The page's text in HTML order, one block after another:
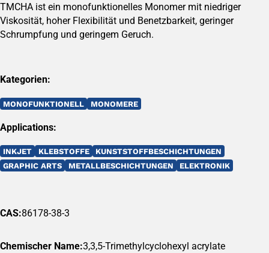
TMCHA ist ein monofunktionelles Monomer mit niedriger
Viskosität, hoher Flexibilität und Benetzbarkeit, geringer
Schrumpfung und geringem Geruch.
Kategorien:
MONOFUNKTIONELL MONOMERE
Applications:
INKJET KLEBSTOFFE
KUNSTSTOFFBESCHICHTUNGEN
GRAPHIC ARTS
METALLBESCHICHTUNGEN ELEKTRONIK
CAS:86178-38-3
Chemischer Name:3,3,5-Trimethylcyclohexyl acrylate